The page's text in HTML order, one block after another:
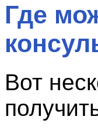
Где
Вот